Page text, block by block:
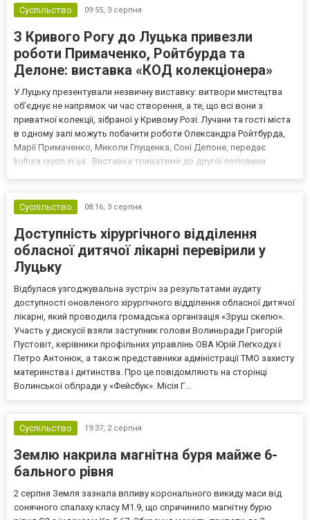
Суспільство 09:55, 3 серпня
З Кривого Рогу до Луцька привезли
роботи Примаченко, Ройтбурда та
Делоне: виставка «КОД колекціонера»
У Луцьку презентували незвичну виставку: витвори мистецтва
об’єднує не напрямок чи час створення, а те, що всі вони з
приватної колекції, зібраної у Кривому Розі. Лучани та гості міста
в одному залі можуть побачити роботи Олександра Ройтбурда,
Марії Примаченко, Миколи Глущенка, Соні Делоне, передає
kultura.rayon.in.ua. Виставка триватиме до другої половини
Суспільство
08:16, 3 серпня
Доступність хірургічного відділення
обласної дитячої лікарні перевірили у
Луцьку
Відбулася узгоджувальна зустріч за результатами аудиту
доступності оновленого хірургічного відділення обласної дитячої
лікарні, який проводила громадська організація «Зруш скелю».
Участь у дискусії взяли заступник голови Волиньради Григорій
Пустовіт, керівники профільних управлінь ОВА Юрій Легкодух і
Петро Антонюк, а також представники адміністрації ТМО захисту
материнства і дитинства. Про це повідомляють на сторінці
Волинської облради у «Фейсбук». Місія Г...
Суспільство 19:37, 2 серпня
Землю накрила магнітна буря майже 6-
бального рівня
2 серпня Земля зазнала впливу коронального викиду маси від
сонячного спалаху класу M1.9, що спричинило магнітну бурю